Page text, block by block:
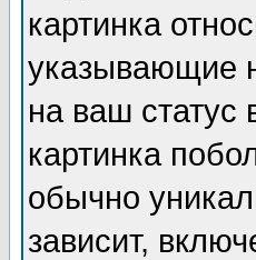
картинка
указывающие
на ваш статус
картинка
обычно
зависит,